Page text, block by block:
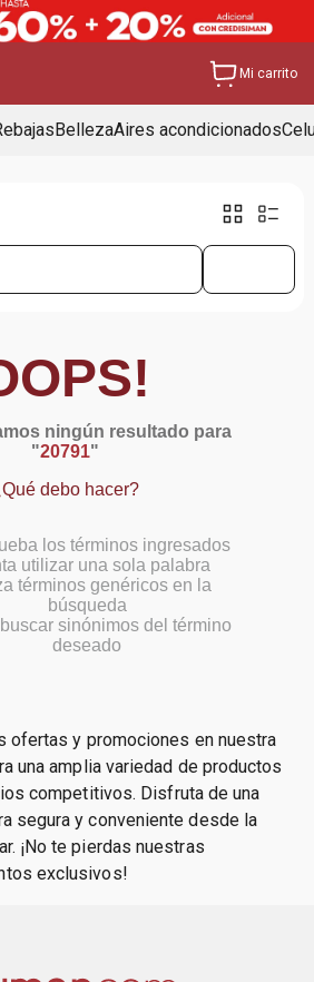
Mi carrito
BellezaAires acondicionados
ningún resultado para
"20791"
debo hacer?
los términos ingresados
utilizar una sola palabra
términos genéricos en la
búsqueda
buscar sinónimos del término
deseado
ofertas y promociones en nuestra
una amplia variedad de productos
competitivos. Disfruta de una
segura y conveniente desde la
¡No te pierdas nuestras
exclusivos!